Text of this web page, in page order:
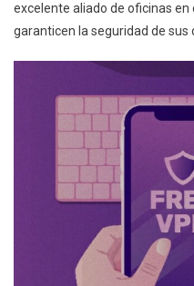
excelente aliado de oficinas
garanticen la seguridad de sus